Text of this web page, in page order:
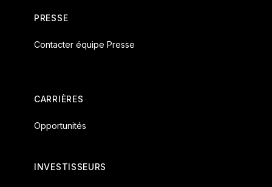
PRESSE
Contacter équipe Presse
CARRIÈRES
Opportunités
INVESTISSEURS